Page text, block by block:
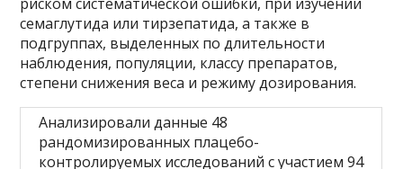
семаглутида или тирзепатида, а также в
подгруппах, выделенных по длительности
наблюдения, популяции, классу препаратов,
степени снижения веса и режиму дозирования.
Анализировали данные 48
рандомизированных плацебо-
контролируемых исследований с участием 94